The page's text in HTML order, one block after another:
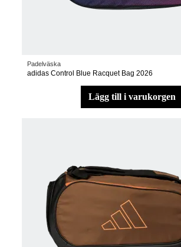
Padelväska
adidas Control Blue Racquet Bag 2026
lägg till i varukorgen